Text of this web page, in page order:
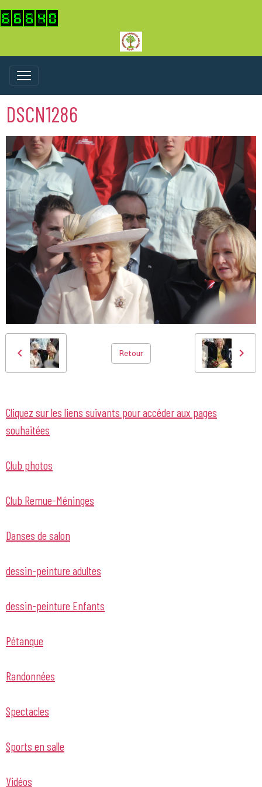
DSCN1286
Retour
Cliquez sur les liens suivants pour accéder aux pages
souhaitées
Club photos
Club Remue-Méninges
Danses de salon
dessin-peinture adultes
dessin-peinture Enfants
Pétanque
Randonnées
Spectacles
Sports en salle
Vidéos